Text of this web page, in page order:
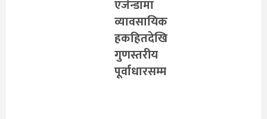
एजेन्डामा
व्यावसायिक
हकहितदेखि
गुणस्तरीय
पूर्वाधारसम्म